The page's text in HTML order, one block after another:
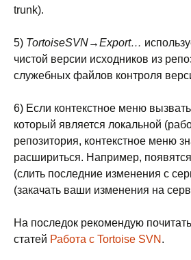
trunk).
5) TortoiseSVN→Export…
чистой версии исходников из
служебных файлов контроля
6) Если контекстное меню
который является локальной
репозитория, контекстное меню
расшириться. Например,
(слить последние изменения с
(закачать ваши изменения на
На последок рекомендую
статей Работа с Tortoise SVN .